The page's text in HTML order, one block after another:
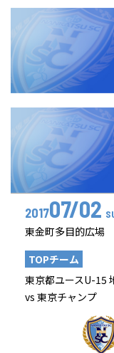
201707/02
東金町多目的広場
TOPチーム
東京都ユースU-15
vs 東京チャンプ